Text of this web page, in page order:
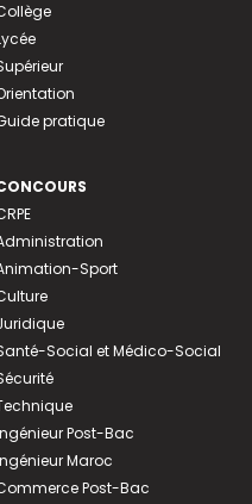
pratique
Sport
Social et Médico-Social
Post-Bac
Maroc
Post-Bac